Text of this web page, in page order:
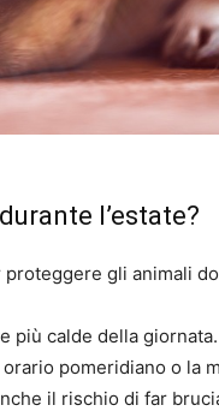
l’estate?
gli animali
più calde della
pomeridiano o la
il rischio di far